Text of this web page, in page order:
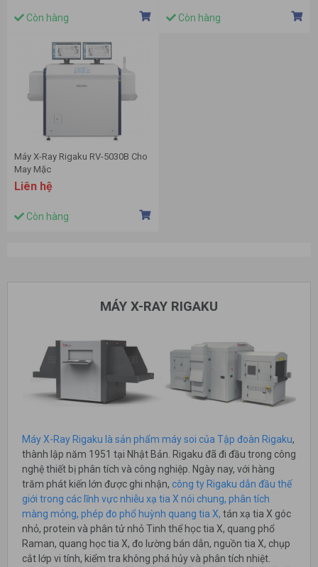
Còn hàng Còn hàng
Máy X-Ray Rigaku RV-5030B Cho
May Mặc
Liên hệ
Còn hàng
MÁY X-RAY RIGAKU
Máy X-Ray Rigaku là sản phẩm máy soi của Tập đoàn Rigaku,
thành lập năm 1951 tại Nhật Bản. Rigaku đã đi đầu trong công
nghệ thiết bị phân tích và công nghiệp. Ngày nay, với hàng
trăm phát kiến ​​lớn được ghi nhận, công ty Rigaku dẫn đầu thế
giới trong các lĩnh vực nhiễu xạ tia X nói chung, phân tích
màng mỏng, phép đo phổ huỳnh quang tia X, tán xạ tia X góc
nhỏ, protein và phân tử nhỏ Tinh thể học tia X, quang phổ
Raman, quang học tia X, đo lường bán dẫn, nguồn tia X, chụp
cắt lớp vi tính, kiểm tra không phá hủy và phân tích nhiệt.